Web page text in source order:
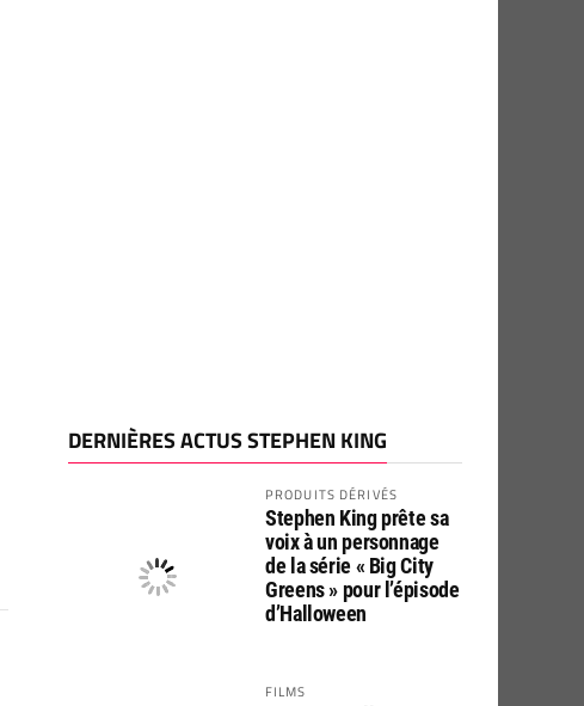
DERNIÈRES ACTUS STEPHEN KING
PRODUITS DÉRIVÉS
Stephen King prête sa
voix à un personnage
de la série « Big City
Greens » pour l’épisode
d’Halloween
FILMS